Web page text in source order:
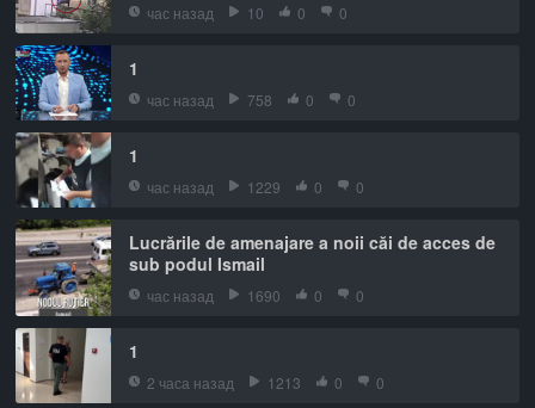
час назад 10 0 0
1
час назад 758 0 0
1
час назад 1229 0 0
Lucrările de amenajare a noii căi de acces de
sub podul Ismail
час назад 1690 0 0
1
2 часа назад 1213 0 0